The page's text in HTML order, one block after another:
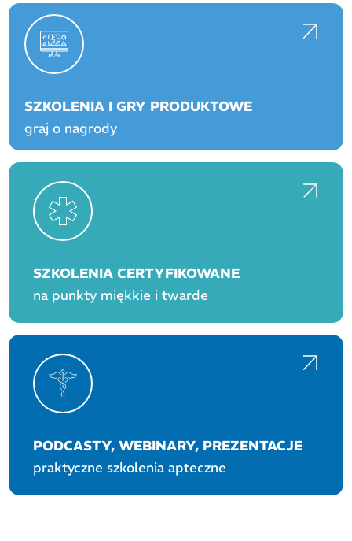
SZKOLENIA I GRY PRODUKTOWE
graj o nagrody
SZKOLENIA CERTYFIKOWANE
na punkty miękkie i twarde
PODCASTY, WEBINARY, PREZENTACJE
praktyczne szkolenia apteczne